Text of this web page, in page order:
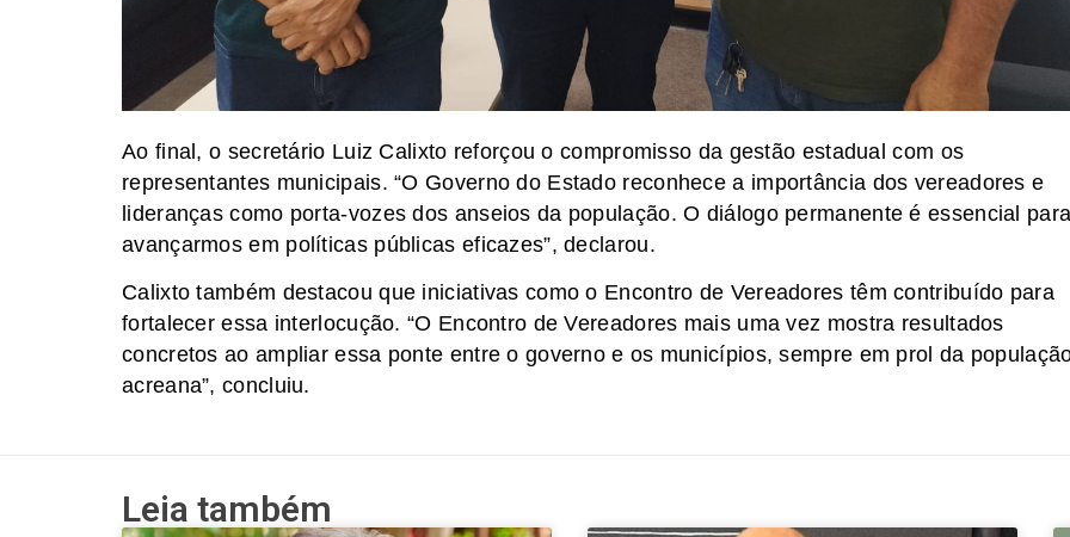
Ao final, o secretário Luiz Calixto reforçou o compromisso da gestão estadual com os
representantes municipais. “O Governo do Estado reconhece a importância dos vereadores e
lideranças como porta-vozes dos anseios da população. O diálogo permanente é essencial
avançarmos em políticas públicas eficazes”, declarou.
Calixto também destacou que iniciativas como o Encontro de Vereadores têm contribuído para
fortalecer essa interlocução. “O Encontro de Vereadores mais uma vez mostra resultados
concretos ao ampliar essa ponte entre o governo e os municípios, sempre em prol da
acreana”, concluiu.
Leia também